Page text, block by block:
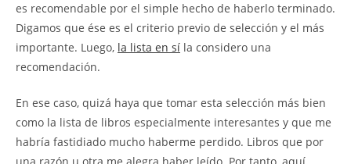
es recomendable por el simple hecho de haberlo terminado.
Digamos que ése es el criterio previo de selección y el más
importante. Luego, la lista en sí la considero una
recomendación.
En ese caso, quizá haya que tomar esta selección más bien
como la lista de libros especialmente interesantes y que me
habría fastidiado mucho haberme perdido. Libros que por